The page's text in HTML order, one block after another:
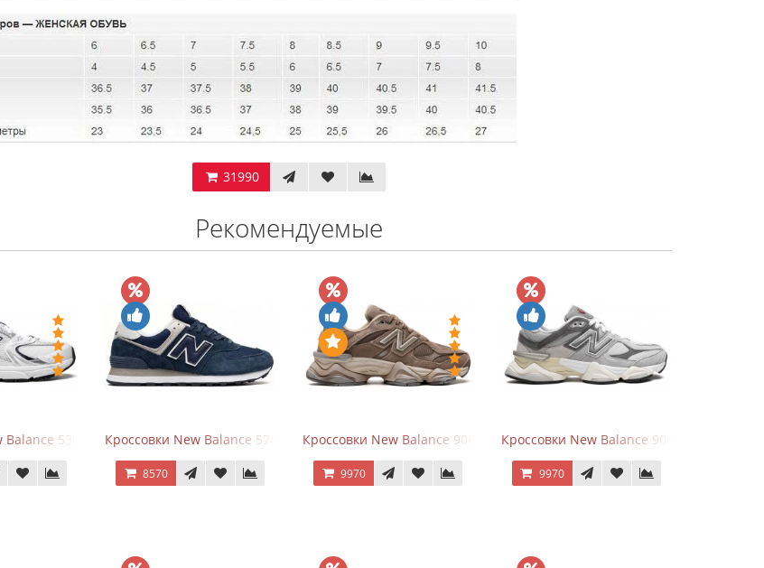
31990
Рекомендуемые
Balance 530 White Silver NavyКроссовки New Balance 574 Navy Blue White
8570
Кроссовки New Balance 9060 Mushroom
9970
Кроссовки New Balance 9060 Rain Cloud
9970